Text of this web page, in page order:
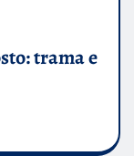
trama e